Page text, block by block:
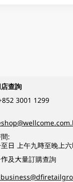
查詢
3001 1299
:
日 上午九時至晚上
及大量訂購查詢